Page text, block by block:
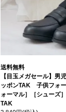
送料無料
【目玉メガセール】男
ッポンTAK 子供フォ
ォーマル］［シューズ
TAK